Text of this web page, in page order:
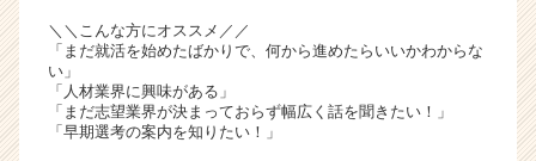
チ
ア
キ
ャ
リ
＼＼こんな方にオススメ／／
「まだ就活を始めたばかりで、何から進めたらいいかわからな
い」
「人材業界に興味がある」
「まだ志望業界が決まっておらず幅広く話を聞きたい！」
「早期選考の案内を知りたい！」